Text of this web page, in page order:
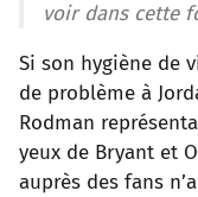
voir dans cette
Si son hygiène de
de problème à
Rodman
yeux de Bryant et
auprès des fans